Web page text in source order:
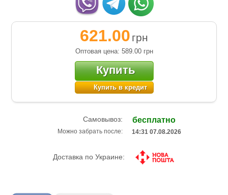
621.00 грн
Оптовая цена: 589.00 грн
Купить
Купить в кредит
Самовывоз: бесплатно
Можно забрать после: 14:31 07.08.2026
Доставка по Украине: